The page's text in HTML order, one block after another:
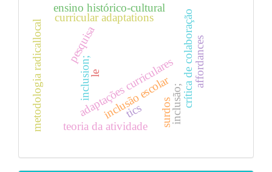
adaptações curricularesinclusão;
surdos
pesquisa crítica de colaboração
curricular adaptations
inclusion; inclusão escolar
teoria da atividade
ensino histórico-cultural
metodologia radicallocal le
tics
affordances